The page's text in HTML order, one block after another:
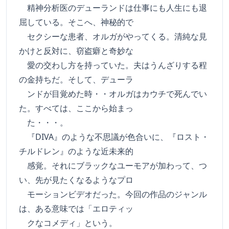
精神分析医のデューランドは仕事にも人生にも退
屈している。そこへ、神秘的で
セクシーな患者、オルガがやってくる。清純な見
かけと反対に、窃盗癖と奇妙な
愛の交わし方を持っていた。夫はうんざりする程
の金持ちだ。そして、デューラ
ンドが目覚めた時・・オルガはカウチで死んでい
た。すべては、ここから始まっ
た・・・。
『DIVA』のような不思議が色合いに、『ロスト・
チルドレン』のような近未来的
感覚。それにブラックなユーモアが加わって、つ
い、先が見たくなるようなプロ
モーションビデオだった。今回の作品のジャンル
は、ある意味では「エロティッ
クなコメディ」という。